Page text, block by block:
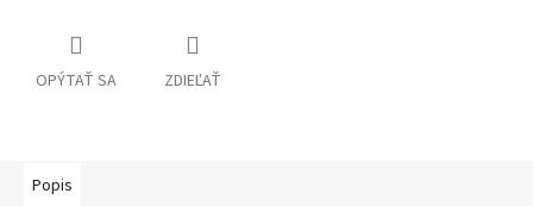
OPÝTAŤ SA ZDIEĽAŤ
Popis